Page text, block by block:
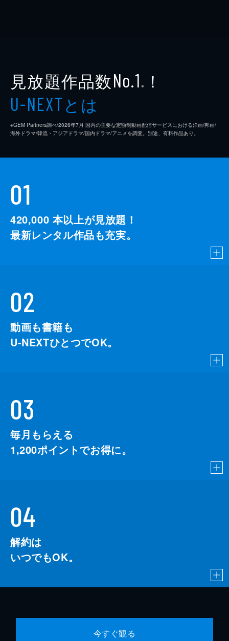
見放題作品数No.1 ※ ！
U-NEXTとは
※GEM Partners調べ/2026年7⽉ 国内の主要な定額制動画配信サービスにおける洋画/邦画/
海外ドラマ/韓流・アジアドラマ/国内ドラマ/アニメを調査。別途、有料作品あり。
01
420,000 本以上が見放題！
最新レンタル作品も充実。
02
動画も書籍も
U-NEXTひとつでOK。
03
毎月もらえる
1,200ポイントでお得に。
04
解約は
いつでもOK。
今すぐ観る